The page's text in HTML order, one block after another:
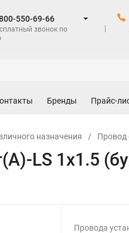
550-69-66
звонок по
Бренды Прайс-
назначения /
LS 1х1.5
Провода